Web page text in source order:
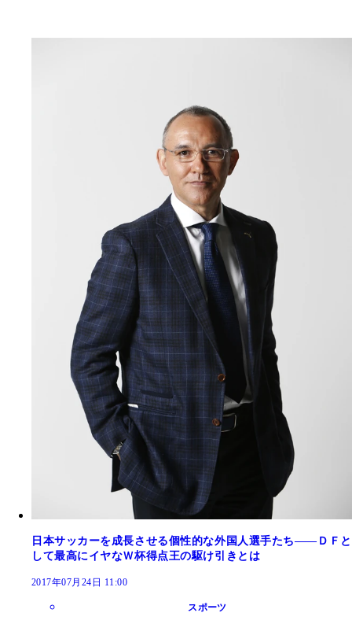
日本サッカーを成長させる個性的な外国人選手たち――ＤＦと
して最高にイヤなＷ杯得点王の駆け引きとは
2017年07月24日 11:00
スポーツ